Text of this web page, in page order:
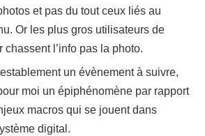
et pas du tout ceux liés au
Or les plus gros utilisateurs de
chassent l’info pas la photo.
un évènement à suivre,
moi un épiphénomène par rapport
macros qui se jouent dans
digital.